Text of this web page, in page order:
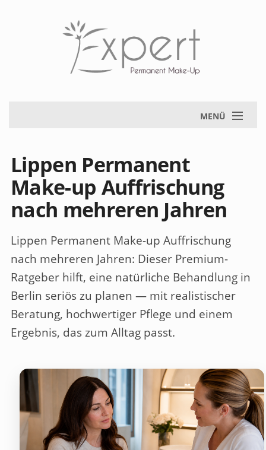
MENÜ
Lippen Permanent
Make-up Auffrischung
nach mehreren Jahren
Lippen Permanent Make-up Auffrischung
nach mehreren Jahren: Dieser Premium-
Ratgeber hilft, eine natürliche Behandlung in
Berlin seriös zu planen — mit realistischer
Beratung, hochwertiger Pflege und einem
Ergebnis, das zum Alltag passt.